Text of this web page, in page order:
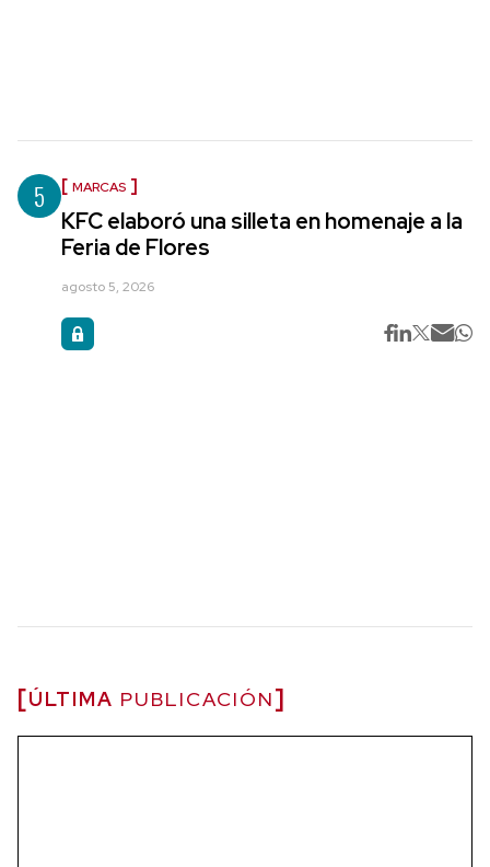
5 MARCAS
KFC elaboró una silleta en homenaje a la
Feria de Flores
agosto 5, 2026
ÚLTIMA PUBLICACIÓN